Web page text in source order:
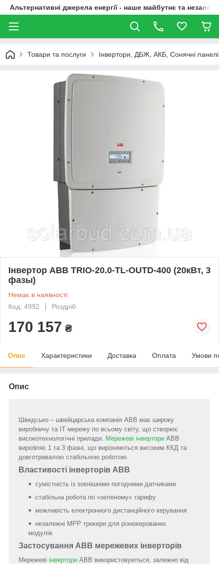
Альтернативні джерела енергії - наше майбутнє та
Товари та послуги Інвертори, ДБЖ, АКБ, Сонячні
Інвертор ABB TRIO-20.0-TL-OUTD-400 (20кВт, 3
фазы)
Немає в наявності
Код: 4992
Роздріб
170 157 ₴
Опис Характеристики Доставка Оплата Умови
Опис
Шведсько – швейцарська компанія ABB має широку
виробничу та ІТ мережу по всьому світу, що створює
високотехнологічні прилади.
Мережеві інвертори АВВ
виробляє 1 та 3 фазні, що вирізняються високим ККД та
довготривалою стабільною роботою.
Властивості інверторів АВВ
сумістність із зовнішніми погодними датчиками
стабільна робота по «зеленому» тарифу
можливість електронного дистанційного керування
незалежні МРР трекери для різнокерованих
модулів
Застосування АВВ мережевих інверторів
Мережеві інвертори ABB використовуються, залежно від